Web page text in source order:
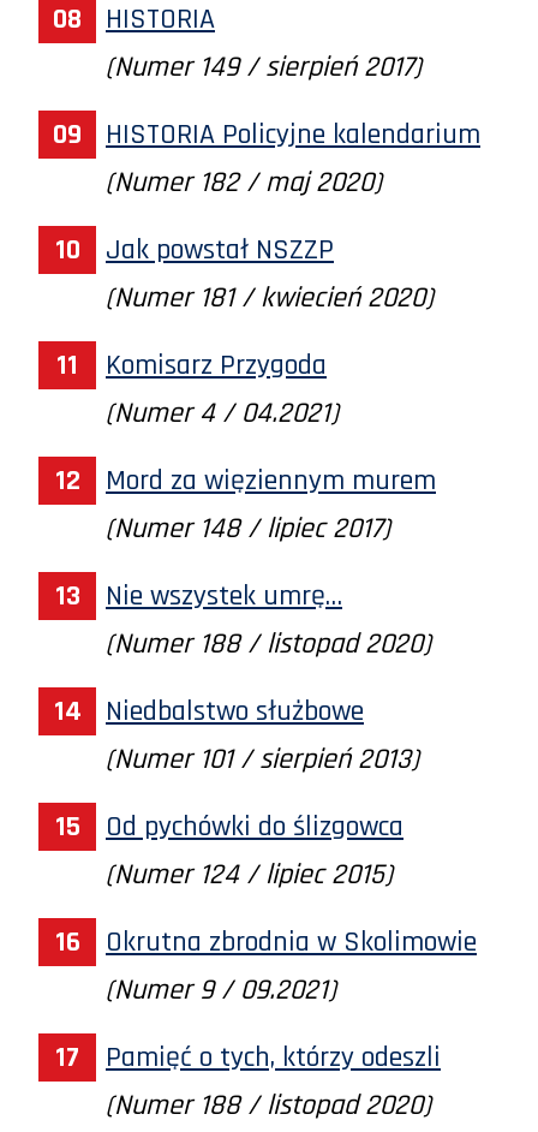
HISTORIA
(Numer 149 / sierpień 2017)
HISTORIA Policyjne kalendarium
(Numer 182 / maj 2020)
Jak powstał NSZZP
(Numer 181 / kwiecień 2020)
Komisarz Przygoda
(Numer 4 / 04.2021)
Mord za więziennym murem
(Numer 148 / lipiec 2017)
Nie wszystek umrę…
(Numer 188 / listopad 2020)
Niedbalstwo służbowe
(Numer 101 / sierpień 2013)
Od pychówki do ślizgowca
(Numer 124 / lipiec 2015)
Okrutna zbrodnia w Skolimowie
(Numer 9 / 09.2021)
Pamięć o tych, którzy odeszli
(Numer 188 / listopad 2020)